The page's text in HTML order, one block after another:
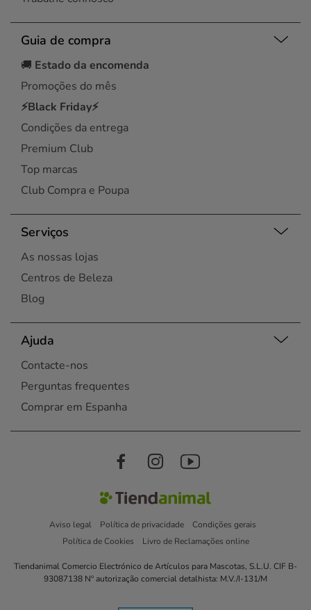
Guia de compra
🚚 Estado da encomenda
Promoções do mês
⚡Black Friday⚡
Condições da entrega
Premium Club
Top marcas
Club Compra e Poupa
Serviços
As nossas lojas
Centros de Beleza
Blog
Ajuda
Contacte-nos
Perguntas frequentes
Comprar em Espanha
Aviso legal Política de privacidade
Condições gerais
Política de Cookies
Livro de Reclamações online
Tiendanimal Comercio Electrónico de Artículos para Mascotas, S.L.U. CIF B-
93087138 Nº autorização comercial detalhista: M.V./I-131/M